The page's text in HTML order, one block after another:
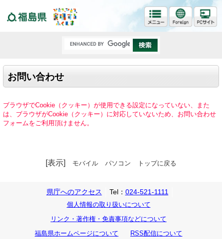
お問い合わせ
ブラウザでCookie（クッキー）が使用できる設定になっていない、また
は、ブラウザがCookie（クッキー）に対応していないため、お問い合わせ
フォームをご利用頂けません。
[表示] モバイル パソコン トップに戻る
県庁へのアクセス Tel： 024-521-1111
個人情報の取り扱いについて
リンク・著作権・免責事項などについて
福島県ホームページについて
RSS配信について